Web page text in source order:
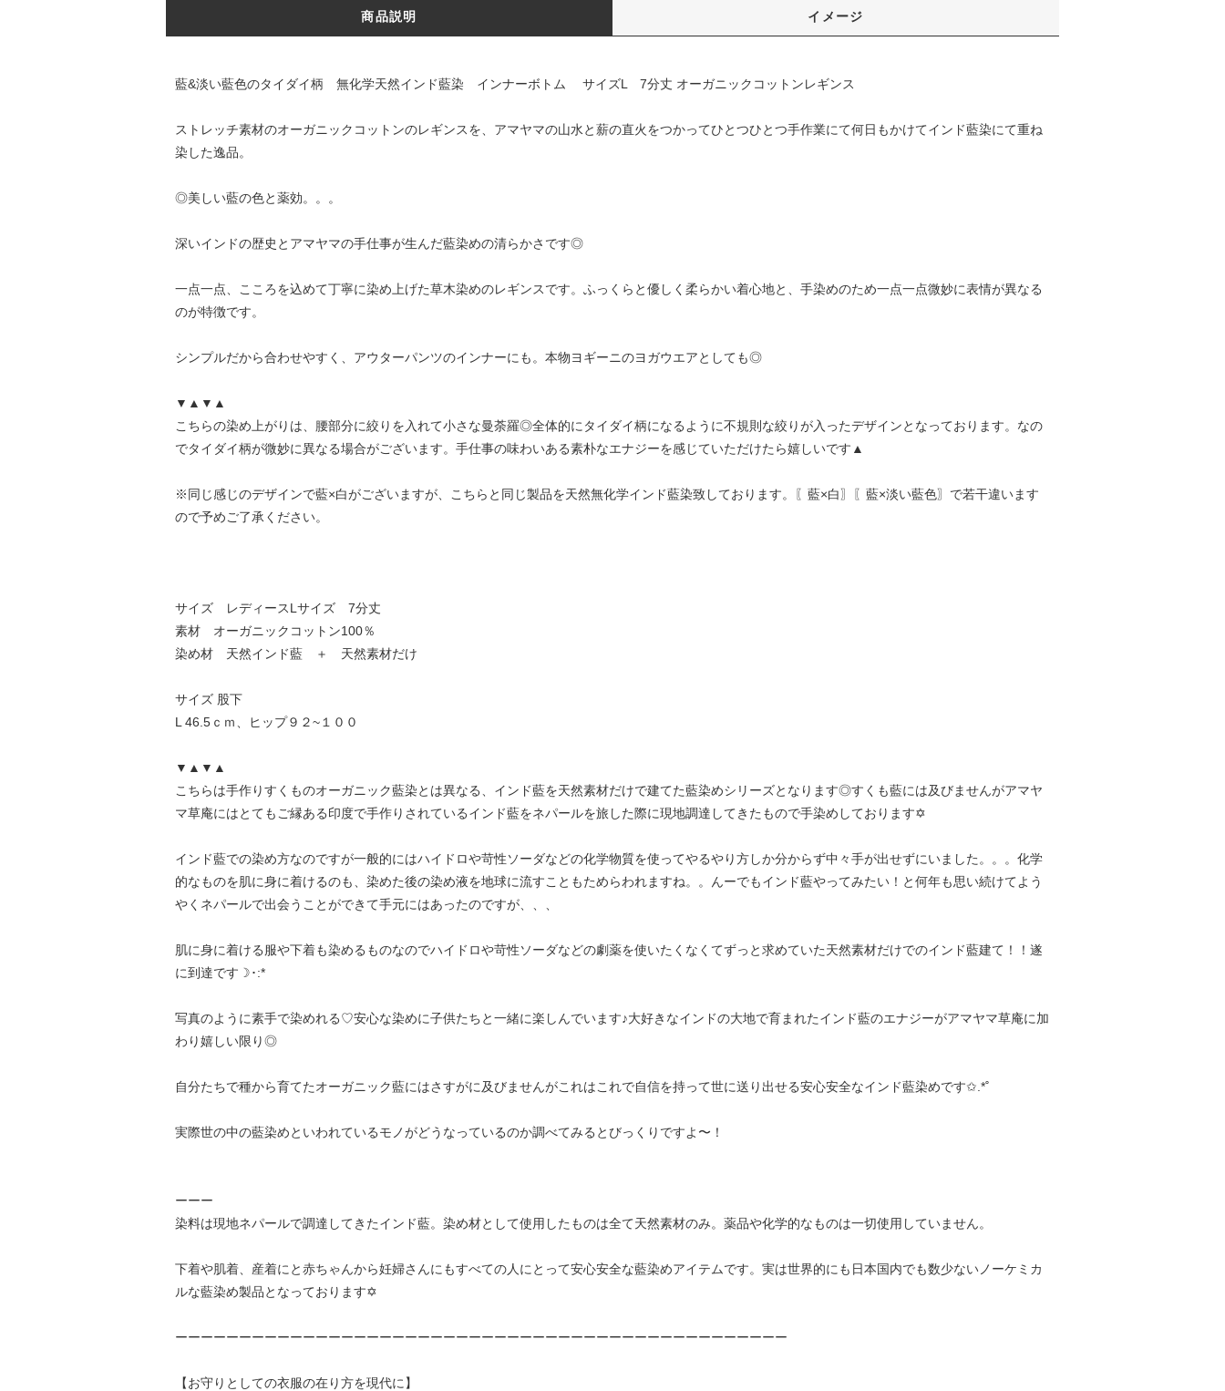
商品説明 イメージ
藍&淡い藍色のタイダイ柄 無化学天然インド藍染 インナーボトム サイズL 7分丈 オーガニックコットンレギンス
ストレッチ素材のオーガニックコットンのレギンスを、アマヤマの山水と薪の直火をつかってひとつひとつ手作業にて何日もかけてインド藍染にて重ね
染した逸品。
◎美しい藍の色と薬効。。。
深いインドの歴史とアマヤマの手仕事が生んだ藍染めの清らかさです◎
一点一点、こころを込めて丁寧に染め上げた草木染めのレギンスです。ふっくらと優しく柔らかい着心地と、手染めのため一点一点微妙に表情が異なる
のが特徴です。
シンプルだから合わせやすく、アウターパンツのインナーにも。本物ヨギーニのヨガウエアとしても◎
▼▲▼▲
こちらの染め上がりは、腰部分に絞りを入れて小さな曼荼羅◎全体的にタイダイ柄になるように不規則な絞りが入ったデザインとなっております。なの
でタイダイ柄が微妙に異なる場合がございます。手仕事の味わいある素朴なエナジーを感じていただけたら嬉しいです▲
※同じ感じのデザインで藍×白がございますが、こちらと同じ製品を天然無化学インド藍染致しております。〖藍×白〗〖藍×淡い藍色〗で若干違います
ので予めご了承ください。
サイズ レディースLサイズ 7分丈
素材 オーガニックコットン100％
染め材 天然インド藍 ＋ 天然素材だけ
サイズ 股下
L 46.5ｃｍ、ヒップ９２~１００
▼▲▼▲
こちらは手作りすくものオーガニック藍染とは異なる、インド藍を天然素材だけで建てた藍染めシリーズとなります◎すくも藍には及びませんがアマヤ
マ草庵にはとてもご縁ある印度で手作りされているインド藍をネパールを旅した際に現地調達してきたもので手染めしております✡
インド藍での染め方なのですが一般的にはハイドロや苛性ソーダなどの化学物質を使ってやるやり方しか分からず中々手が出せずにいました。。。化学
的なものを肌に身に着けるのも、染めた後の染め液を地球に流すこともためらわれますね。。んーでもインド藍やってみたい！と何年も思い続けてよう
やくネパールで出会うことができて手元にはあったのですが、、、
肌に身に着ける服や下着も染めるものなのでハイドロや苛性ソーダなどの劇薬を使いたくなくてずっと求めていた天然素材だけでのインド藍建て！！遂
に到達です☽･:*
写真のように素手で染めれる♡安心な染めに子供たちと一緒に楽しんでいます♪大好きなインドの大地で育まれたインド藍のエナジーがアマヤマ草庵に加
わり嬉しい限り◎
自分たちで種から育てたオーガニック藍にはさすがに及びませんがこれはこれで自信を持って世に送り出せる安心安全なインド藍染めです✩.*˚
実際世の中の藍染めといわれているモノがどうなっているのか調べてみるとびっくりですよ〜！
ーーー
染料は現地ネパールで調達してきたインド藍。染め材として使用したものは全て天然素材のみ。薬品や化学的なものは一切使用していません。
下着や肌着、産着にと赤ちゃんから妊婦さんにもすべての人にとって安心安全な藍染めアイテムです。実は世界的にも日本国内でも数少ないノーケミカ
ルな藍染め製品となっております✡
ーーーーーーーーーーーーーーーーーーーーーーーーーーーーーーーーーーーーーーーーーーーーーーーー
【お守りとしての衣服の在り方を現代に】